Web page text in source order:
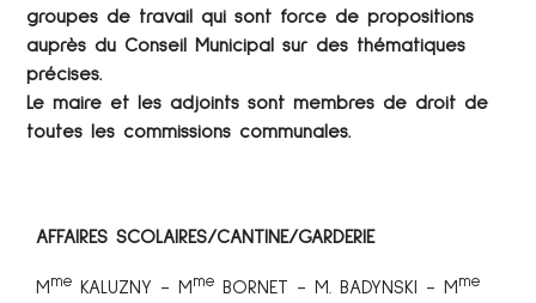
groupes de travail qui sont force de propositions
auprès du Conseil Municipal sur des thématiques
précises.
Le maire et les adjoints sont membres de droit de
toutes les commissions communales.
AFFAIRES SCOLAIRES/CANTINE/GARDERIE
M me KALUZNY - M me BORNET - M. BADYNSKI - M me